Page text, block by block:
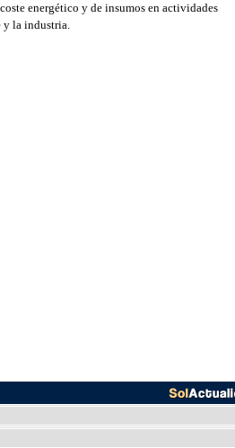
energético y de insumos en actividades
y la industria.